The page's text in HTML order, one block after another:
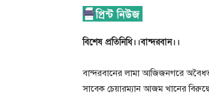
বিশেষ প্রতিনিধি।।বান্দরবান।।
বান্দরবানের লামা আজিজনগরে
সাবেক চেয়ারম্যান আজম খানের